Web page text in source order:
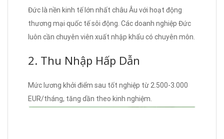
Đức là nền kinh tế lớn nhất châu Âu với hoạt động
thương mại quốc tế sôi động. Các doanh nghiệp Đức
luôn cần chuyên viên xuất nhập khẩu có chuyên môn.
2. Thu Nhập Hấp Dẫn
Mức lương khởi điểm sau tốt nghiệp từ 2.500-3.000
EUR/tháng, tăng dần theo kinh nghiệm.